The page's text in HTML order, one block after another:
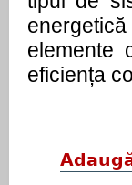
elemente
eficiența